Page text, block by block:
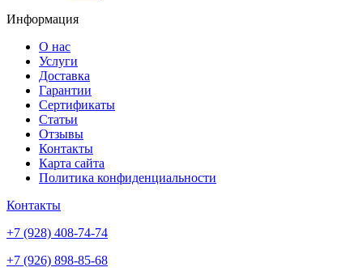
Информация
О нас
Услуги
Доставка
Гарантии
Сертификаты
Статьи
Отзывы
Контакты
Карта сайта
Политика конфиденциальности
Контакты
+7 (928) 408-74-74
+7 (926) 898-85-68